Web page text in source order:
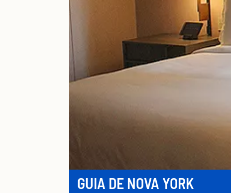
GUIA DE NOVA YORK